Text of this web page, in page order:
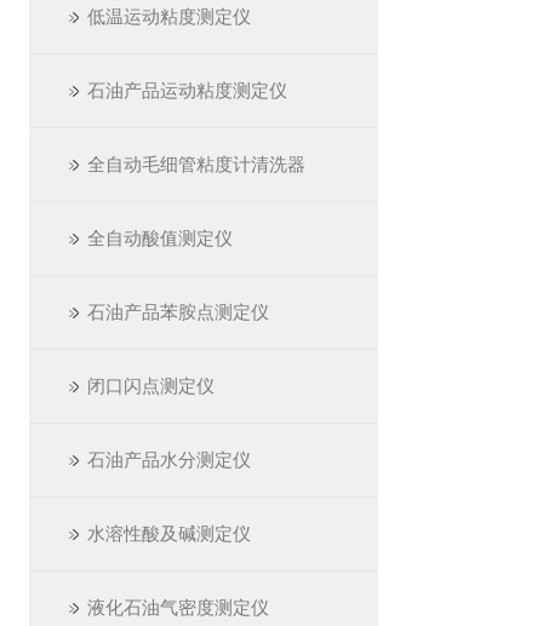
低温运动粘度测定仪
石油产品运动粘度测定仪
全自动毛细管粘度计清洗器
全自动酸值测定仪
石油产品苯胺点测定仪
闭口闪点测定仪
石油产品水分测定仪
水溶性酸及碱测定仪
液化石油气密度测定仪